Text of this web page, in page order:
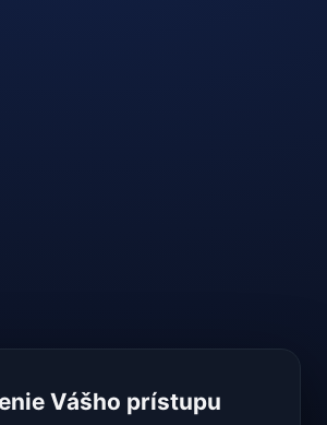
Vášho prístupu